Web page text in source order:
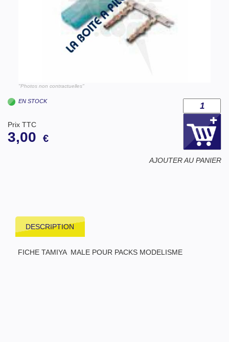
"Photos non contractuelles"
EN STOCK
Prix TTC
3,00 €
AJOUTER AU PANIER
DESCRIPTION
FICHE TAMIYA MALE POUR PACKS MODELISME